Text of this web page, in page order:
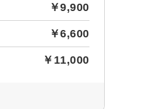
￥9,900
￥6,600
￥11,000